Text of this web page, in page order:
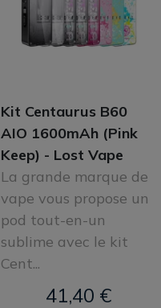
Kit Centaurus B60
AIO 1600mAh (Pink
Keep) - Lost Vape
La grande marque de
vape vous propose un
pod tout-en-un
sublime avec le kit
Cent...
41,40 €